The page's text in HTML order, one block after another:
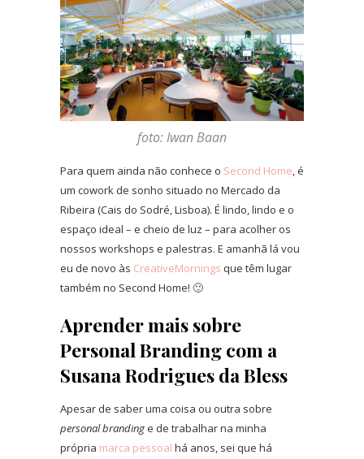
foto: Iwan Baan
Para quem ainda não conhece o Second Home, é
um cowork de sonho situado no Mercado da
Ribeira (Cais do Sodré, Lisboa). É lindo, lindo e o
espaço ideal – e cheio de luz – para acolher os
nossos workshops e palestras. E amanhã lá vou
eu de novo às CreativeMornings que têm lugar
também no Second Home! 🙂
Aprender mais sobre
Personal Branding com a
Susana Rodrigues da Bless
Apesar de saber uma coisa ou outra sobre
personal brandinge de trabalhar na minha
própria marca pessoal há anos, sei que há